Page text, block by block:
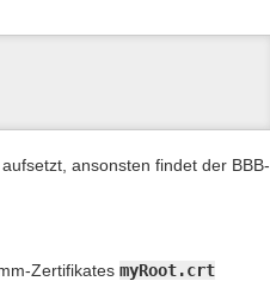
ansonsten findet der BBB-
Zertifikates myRoot.crt